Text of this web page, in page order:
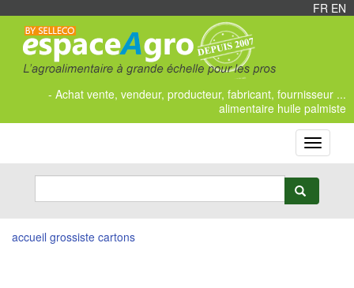
FR EN
- Achat vente, vendeur, producteur, fabricant, fournisseur ...
alimentaire huile palmiste
Toggle
accueil grossiste cartons